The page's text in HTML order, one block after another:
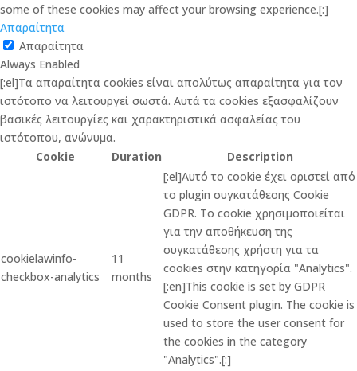
some of these cookies may affect your browsing experience.[:]
Απαραίτητα
Απαραίτητα
Always Enabled
[:el]Τα απαραίτητα cookies είναι απολύτως απαραίτητα για τον
ιστότοπο να λειτουργεί σωστά. Αυτά τα cookies εξασφαλίζουν
βασικές λειτουργίες και χαρακτηριστικά ασφαλείας του
ιστότοπου, ανώνυμα.
Cookie
Duration Description
cookielawinfo-
checkbox-analytics
11
months
[:el]Αυτό το cookie έχει οριστεί από
το plugin συγκατάθεσης Cookie
GDPR. Το cookie χρησιμοποιείται
για την αποθήκευση της
συγκατάθεσης χρήστη για τα
cookies στην κατηγορία "Analytics".
[:en]This cookie is set by GDPR
Cookie Consent plugin. The cookie is
used to store the user consent for
the cookies in the category
"Analytics".[:]